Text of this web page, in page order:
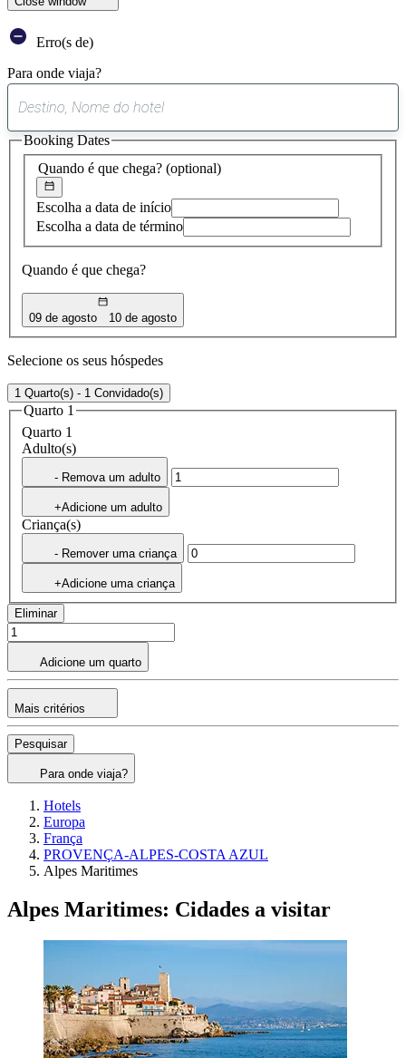
Erro(s de)
Para onde viaja?
sugestão
encontrada
Quando é que chega? (optional)
Escolha a data de início
Escolha a data de término
Quando é que chega?
09 de agosto 10 de agosto
Booking Dates
Selecione os seus hóspedes
1 Quarto(s) - 1 Convidado(s)
Quarto 1
Quarto 1
Adulto(s)
- Remova um adulto
+Adicione um adulto
Criança(s)
- Remover uma criança
+Adicione uma criança
Eliminar
Adicione um quarto
Mais critérios
Pesquisar
Para onde viaja?
Hotels
Europa
França
PROVENÇA-ALPES-COSTA AZUL
Alpes Maritimes
Alpes Maritimes: Cidades a visitar